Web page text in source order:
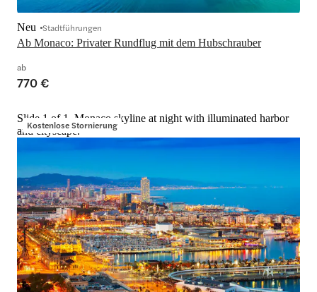
Ab Monaco: Privater Rundflug mit dem Hubschrauber
Neu Stadtführungen
ab
770 €
Kostenlose Stornierung
Slide 1 of 1, Monaco skyline at night with illuminated harbor
and cityscape.